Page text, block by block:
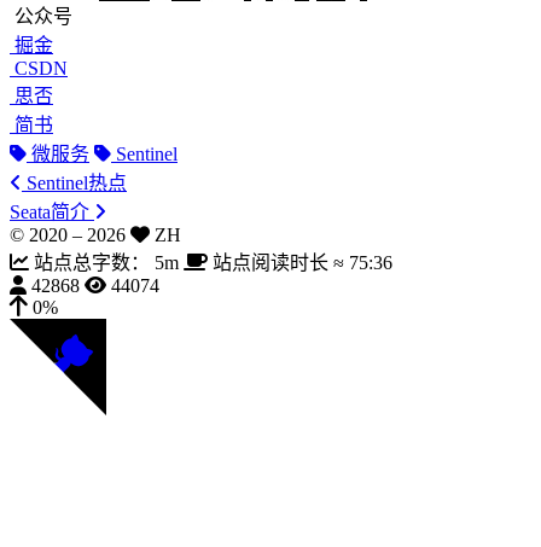
公众号
掘金
CSDN
思否
简书
微服务
Sentinel
Sentinel热点
Seata简介
© 2020 – 2026
ZH
站点总字数：
5m 站点阅读时长 ≈ 75:36
42868
44074
0%